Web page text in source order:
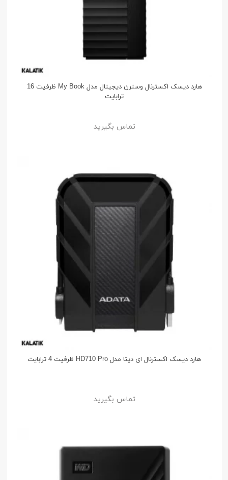
هارد دیسک اکسترنال وسترن دیجیتال مدل My Book ظرفیت 16
ترابایت
تماس بگیرید
هارد دیسک اکسترنال ای دیتا مدل HD710 Pro ظرفیت 4 ترابایت
تماس بگیرید